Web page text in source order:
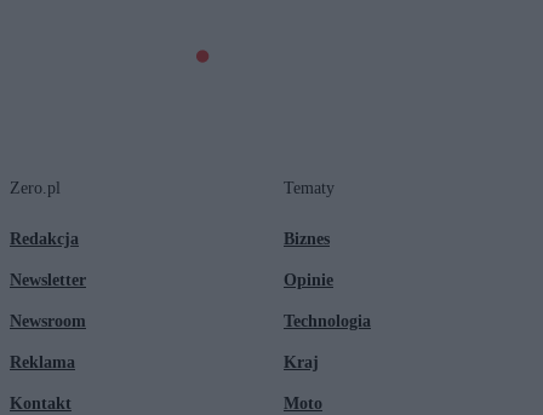
Zero.pl
Redakcja
Newsletter
Newsroom
Reklama
Kontakt
Tematy
Biznes
Opinie
Technologia
Kraj
Moto